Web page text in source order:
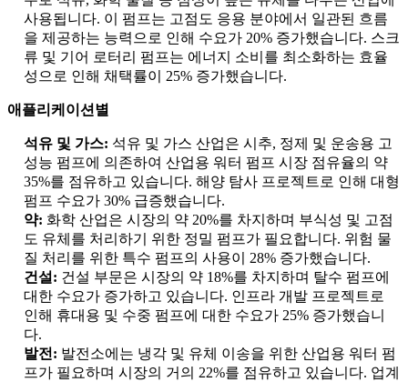
사용됩니다. 이 펌프는 고점도 응용 분야에서 일관된 흐름
을 제공하는 능력으로 인해 수요가 20% 증가했습니다. 스크
류 및 기어 로터리 펌프는 에너지 소비를 최소화하는 효율
성으로 인해 채택률이 25% 증가했습니다.
애플리케이션별
석유 및 가스: 석유 및 가스 산업은 시추, 정제 및 운송용 고
성능 펌프에 의존하여 산업용 워터 펌프 시장 점유율의 약
35%를 점유하고 있습니다. 해양 탐사 프로젝트로 인해 대형
펌프 수요가 30% 급증했습니다.
약: 화학 산업은 시장의 약 20%를 차지하며 부식성 및 고점
도 유체를 처리하기 위한 정밀 펌프가 필요합니다. 위험 물
질 처리를 위한 특수 펌프의 사용이 28% 증가했습니다.
건설: 건설 부문은 시장의 약 18%를 차지하며 탈수 펌프에
대한 수요가 증가하고 있습니다. 인프라 개발 프로젝트로
인해 휴대용 및 수중 펌프에 대한 수요가 25% 증가했습니
다.
발전: 발전소에는 냉각 및 유체 이송을 위한 산업용 워터 펌
프가 필요하며 시장의 거의 22%를 점유하고 있습니다. 업계